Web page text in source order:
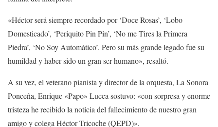
«Héctor será siempre recordado por ‘Doce Rosas’, ‘Lobo
Domesticado’, ‘Periquito Pin Pin’, ‘No me Tires la Primera
Piedra’, ‘No Soy Automático’. Pero su más grande legado fue su
humildad y haber sido un gran ser humano», resaltó.
A su vez, el veterano pianista y director de la orquesta, La Sonora
Ponceña, Enrique «Papo» Lucca sostuvo: «con sorpresa y enorme
tristeza he recibido la noticia del fallecimiento de nuestro gran
amigo y colega Héctor Tricoche (QEPD)».